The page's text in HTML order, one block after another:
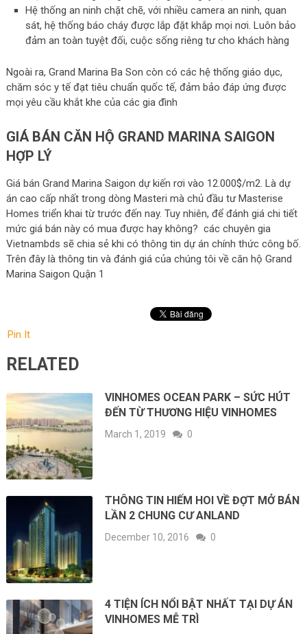
Hệ thống an ninh chặt chẽ, với nhiều camera an ninh, quan
sát, hệ thống báo cháy được lắp đặt khắp mọi nơi. Luôn bảo
đảm an toàn tuyệt đối, cuộc sống riêng tư cho khách hàng
Ngoài ra, Grand Marina Ba Son còn có các hệ thống giáo dục,
chăm sóc y tế đạt tiêu chuẩn quốc tế, đảm bảo đáp ứng được
mọi yêu cầu khắt khe của các gia đình
GIÁ BÁN CĂN HỘ GRAND MARINA SAIGON
HỢP LÝ
Giá bán Grand Marina Saigon dự kiến rơi vào 12.000$/m2. Là dự
án cao cấp nhất trong dòng Masteri mà chủ đầu tư Masterise
Homes triển khai từ trước đến nay. Tuy nhiên, để đánh giá chi tiết
mức giá bán này có mua được hay không? các chuyên gia
Vietnambds sẽ chia sẻ khi có thông tin dự án chính thức công bố.
Trên đây là thông tin và đánh giá của chúng tôi về căn hộ Grand
Marina Saigon Quận 1
Pin It
RELATED
VINHOMES OCEAN PARK – SỨC HÚT
ĐẾN TỪ THƯƠNG HIỆU VINHOMES
March 1, 2019 0
THÔNG TIN HIẾM HOI VỀ ĐỢT MỞ BÁN
LẦN 2 CHUNG CƯ ANLAND
December 10, 2016 0
4 TIỆN ÍCH NỔI BẬT NHẤT TẠI DỰ ÁN
VINHOMES MỄ TRÌ